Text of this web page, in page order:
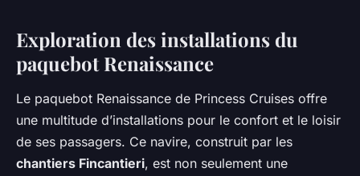
Exploration des installations du
paquebot Renaissance
Le paquebot Renaissance de Princess Cruises offre
une multitude d’installations pour le confort et le loisir
de ses passagers. Ce navire, construit par les
chantiers Fincantieri, est non seulement une